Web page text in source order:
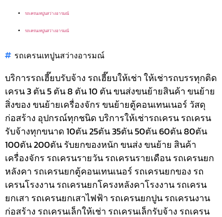
รถเครนเทปูนสว่างอารมณ์
รถเครนเทปูนสว่างอารมณ์
รถเครนเทปูนสว่างอารมณ์
บริการรถเฮี๊ยบรับจ้าง รถเฮี๊ยบให้เช่า ให้เช่ารถบรรทุกติด
เครน 3 ตัน 5 ตัน 8 ตัน 10 ตัน ขนส่งขนย้ายสินค้า ขนย้าย
สิ่งของ ขนย้ายเครื่องจักร ขนย้ายตู้คอนเทนเนอร์ วัสดุ
ก่อสร้าง อุปกรณ์ทุกชนิดบริการให้เช่ารถเครน รถเครน
รับจ้างทุกขนาด 10ตัน 25ตัน 35ตัน 50ตัน 60ตัน 80ตัน
100ตัน 200ตัน รับยกของหนัก ขนส่ง ขนย้าย สินค้า
เครื่องจักร รถเครนรายวัน รถเครนรายเดือน รถเครนยก
หลังคา รถเครนยกตู้คอนเทนเนอร์ รถเครนยกของ รถ
เครนโรงงาน รถเครนยกโครงหลังคาโรงงาน รถเครน
ยกเสา รถเครนยกเสาไฟฟ้า รถเครนยกปูน รถเครนงาน
ก่อสร้าง รถเครนเล็กให้เช่า รถเครนเล็กรับจ้าง รถเครน